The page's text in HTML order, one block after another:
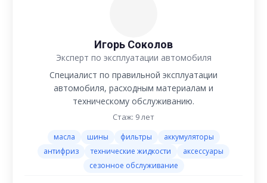
Игорь Соколов
Эксперт по эксплуатации автомобиля
Специалист по правильной эксплуатации
автомобиля, расходным материалам и
техническому обслуживанию.
Стаж: 9 лет
масла шины фильтры
аккумуляторы
антифриз
технические жидкости
аксессуары
сезонное обслуживание